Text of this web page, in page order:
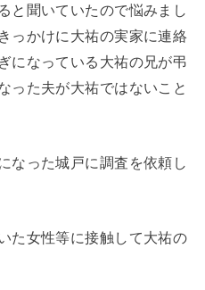
と聞いていたので悩みまし
っかけに大祐の実家に連絡
になっている大祐の兄が弔
った夫が大祐ではないこと
なった城戸に調査を依頼し
た女性等に接触して大祐の